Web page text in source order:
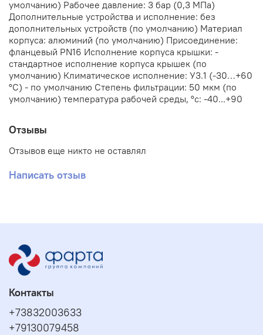
умолчанию) Рабочее давление: 3 бар (0,3 МПа)
Дополнительные устройства и исполнение: без
дополнительных устройств (по умолчанию) Материал
корпуса: алюминий (по умолчанию) Присоединение:
фланцевый PN16 Исполнение корпуса крышки: -
стандартное исполнение корпуса крышек (по
умолчанию) Климатическое исполнение: У3.1 (-30…+60
°С) - по умолчанию Степень фильтрации: 50 мкм (по
умолчанию) температура рабочей среды, °с: -40...+90
Отзывы
Отзывов еще никто не оставлял
Написать отзыв
Контакты
+73832003633
+79130079458